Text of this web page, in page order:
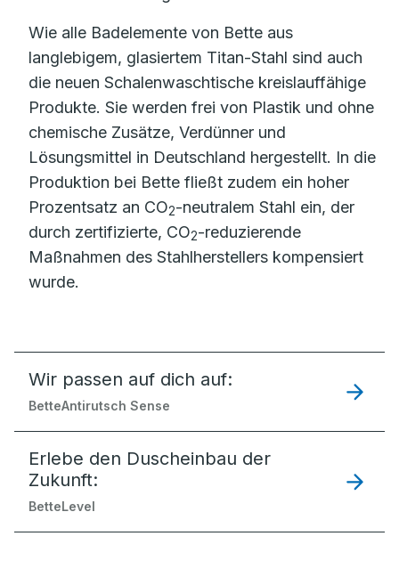
Wie alle Badelemente von Bette aus
langlebigem, glasiertem Titan-Stahl sind auch
die neuen Schalenwaschtische kreislauffähige
Produkte. Sie werden frei von Plastik und ohne
chemische Zusätze, Verdünner und
Lösungsmittel in Deutschland hergestellt. In die
Produktion bei Bette fließt zudem ein hoher
Prozentsatz an CO2-neutralem Stahl ein, der
durch zertifizierte, CO2-reduzierende
Maßnahmen des Stahlherstellers kompensiert
wurde.
Wir passen auf dich auf:
BetteAntirutsch Sense
Erlebe den Duscheinbau der
Zukunft:
BetteLevel